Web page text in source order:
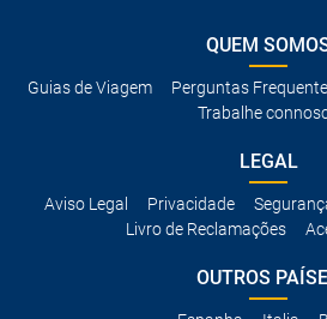
QUEM
Guias de Viagem Perguntas
Trabalhe
LEGAL
Aviso Legal Privacidade
Livro de Reclamações
OUTROS